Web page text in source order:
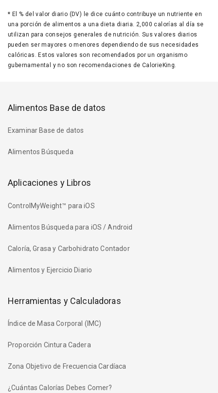
* El % del valor diario (DV) le dice cuánto contribuye un nutriente en
una porción de alimentos a una dieta diaria. 2,000 calorías al día se
utilizan para consejos generales de nutrición. Sus valores diarios
pueden ser mayores o menores dependiendo de sus necesidades
calóricas. Estos valores son recomendados por un organismo
gubernamental y no son recomendaciones de CalorieKing.
Alimentos Base de datos
Examinar Base de datos
Alimentos Búsqueda
Aplicaciones y Libros
ControlMyWeight™ para iOS
Alimentos Búsqueda para iOS / Android
Caloría, Grasa y Carbohidrato Contador
Alimentos y Ejercicio Diario
Herramientas y Calculadoras
Índice de Masa Corporal (IMC)
Proporción Cintura Cadera
Zona Objetivo de Frecuencia Cardíaca
¿Cuántas Calorías Debes Comer?